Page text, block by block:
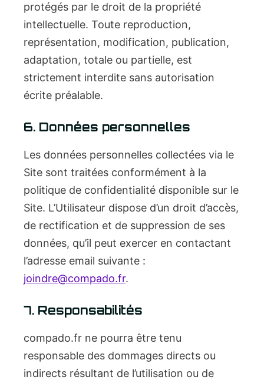
protégés par le droit de la propriété
intellectuelle. Toute reproduction,
représentation, modification, publication,
adaptation, totale ou partielle, est
strictement interdite sans autorisation
écrite préalable.
6. Données personnelles
Les données personnelles collectées via le
Site sont traitées conformément à la
politique de confidentialité disponible sur le
Site. L’Utilisateur dispose d’un droit d’accès,
de rectification et de suppression de ses
données, qu’il peut exercer en contactant
l’adresse email suivante :
joindre@compado.fr.
7. Responsabilités
compado.fr ne pourra être tenu
responsable des dommages directs ou
indirects résultant de l’utilisation ou de